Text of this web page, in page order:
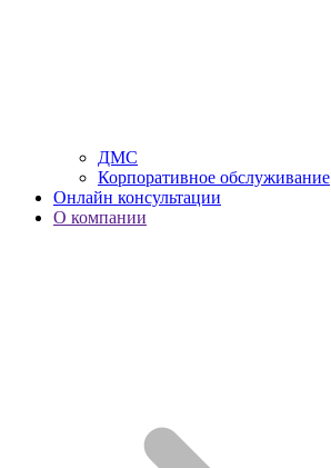
ДМС
Корпоративное обслуживание
Онлайн консультации
О компании